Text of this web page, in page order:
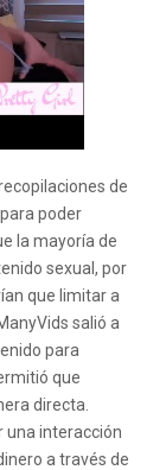
de
poder
la mayoría de
sexual, por
que limitar a
salió a
para
que
directa.
una interacción
a través de